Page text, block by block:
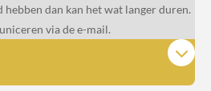
dan kan het wat langer duren.
via de e-mail.